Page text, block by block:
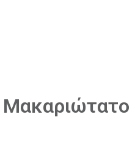
Μακαριώτατο